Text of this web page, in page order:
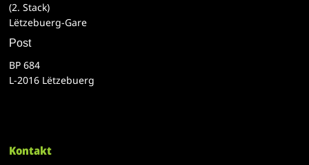
(2. Stack)
Lëtzebuerg-Gare
Post
BP 684
L-2016 Lëtzebuerg
Kontakt